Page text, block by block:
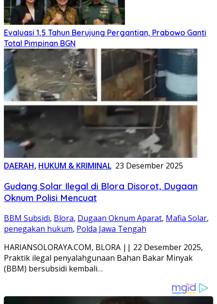
Evaluasi 1,5 Tahun Berujung Pergantian, Prabowo Ganti
Total Pimpinan BGN
DAERAH, HUKUM & KRIMINAL 23 Desember 2025
Gudang Solar Ilegal di Blora Disorot, Dugaan
Oknum Polisi Mencuat
BBM Subsidi, Blora, Dugaan Oknum Aparat, Mafia Solar,
penegakan hukum, Polda Jawa Tengah
HARIANSOLORAYA.COM, BLORA || 22 Desember 2025,
Praktik ilegal penyalahgunaan Bahan Bakar Minyak
(BBM) bersubsidi kembali…